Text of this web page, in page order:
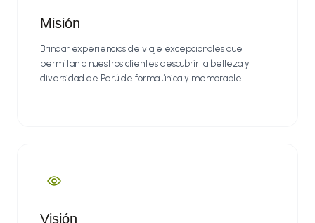
Misión
Brindar experiencias de viaje excepcionales que
permitan a nuestros clientes descubrir la belleza y
diversidad de Perú de forma única y memorable.
Visión